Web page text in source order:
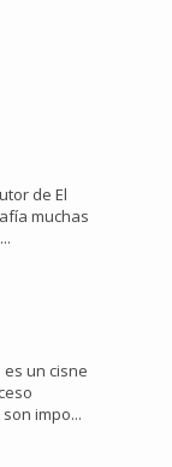
de El
muchas
es un cisne
impo...